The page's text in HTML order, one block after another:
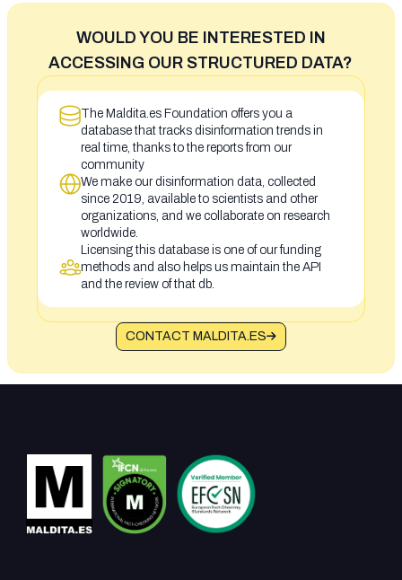
WOULD YOU BE INTERESTED IN
ACCESSING OUR STRUCTURED DATA?
The Maldita.es Foundation offers you a
database that tracks disinformation trends in
real time, thanks to the reports from our
community
We make our disinformation data, collected
since 2019, available to scientists and other
organizations, and we collaborate on research
worldwide.
Licensing this database is one of our funding
methods and also helps us maintain the API
and the review of that db.
CONTACT MALDITA.ES